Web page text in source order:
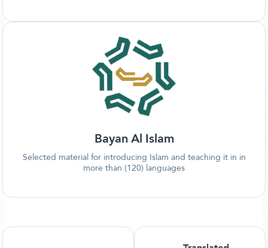
Bayan Al Islam
Selected material for introducing Islam and teaching it in in
more than (120) languages